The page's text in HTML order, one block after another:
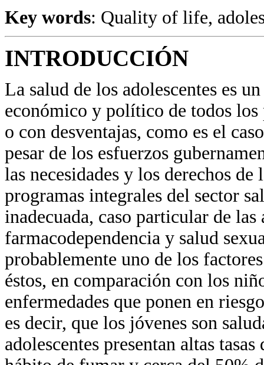
Key words: Quality of life,
INTRODUCCIÓN
La salud de los adolescentes es
económico y político de todos los
o con desventajas, como es el
pesar de los esfuerzos
las necesidades y los derechos
programas integrales del sector
inadecuada, caso particular de las
farmacodependencia y salud
probablemente uno de los
éstos, en comparación con los
enfermedades que ponen en
es decir, que los jóvenes son
adolescentes presentan altas